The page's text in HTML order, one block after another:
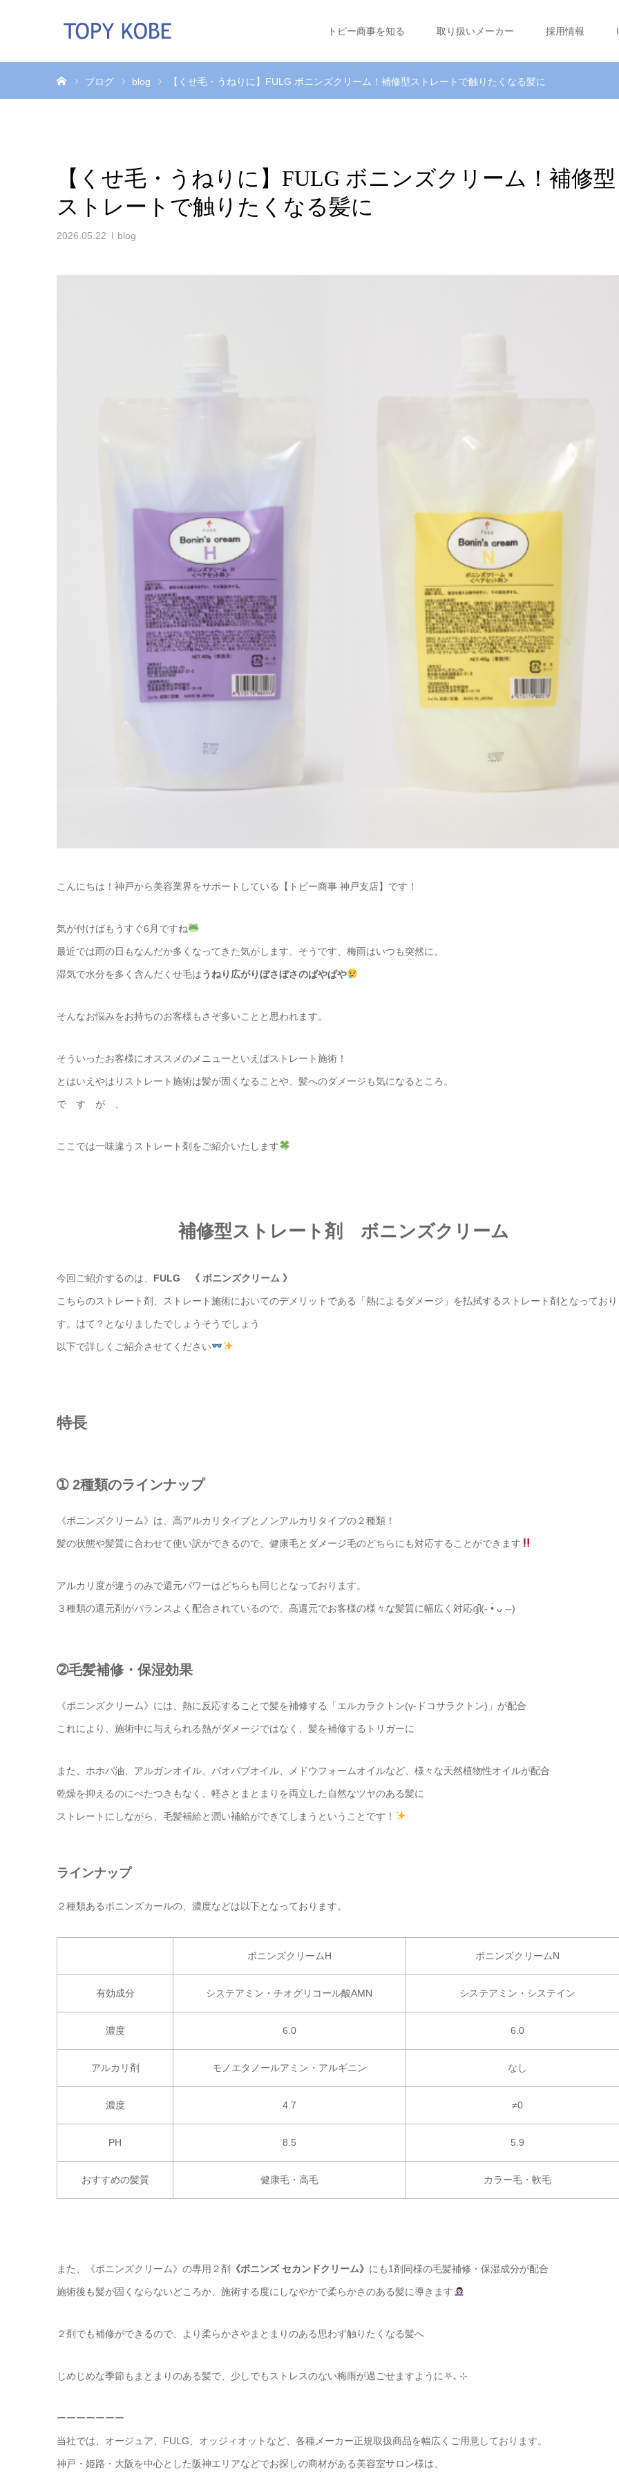
トピー商事を知る 取り扱いメーカー 採用情報
ブログ blog 【くせ毛・うねりに】FULG ボニンズクリーム！補修型ストレートで触りたくなる髪に
【くせ毛・うねりに】FULG ボニンズクリーム！補修型
ストレートで触りたくなる髪に
2026.05.22 blog
こんにちは！神戸から美容業界をサポートしている【トピー商事 神戸支店】です！
気が付けばもうすぐ6月ですね
最近では雨の日もなんだか多くなってきた気がします。そうです、梅雨はいつも突然に。
湿気で水分を多く含んだくせ毛はうねり広がりぼさぼさのぱやぱや
そんなお悩みをお持ちのお客様もさぞ多いことと思われます。
そういったお客様にオススメのメニューといえばストレート施術！
とはいえやはりストレート施術は髪が固くなることや、髪へのダメージも気になるところ。
で す が 、
ここでは一味違うストレート剤をご紹介いたします
補修型ストレート剤 ボニンズクリーム
今回ご紹介するのは、 FULG 《 ボニンズクリーム 》
こちらのストレート剤、ストレート施術においてのデメリットである「熱によるダメージ」を払拭するストレート剤となってお
す。はて？となりましたでしょうそうでしょう
以下で詳しくご紹介させてください
特長
➀ 2種類のラインナップ
《ボニンズクリーム》は、高アルカリタイプとノンアルカリタイプの２種類！
髪の状態や髪質に合わせて使い訳ができるので、健康毛とダメージ毛のどちらにも対応することができます
アルカリ度が違うのみで還元パワーはどちらも同じとなっております。
３種類の還元剤がバランスよく配合されているので、高還元でお客様の様々な髪質に幅広く対応ദ്ദി(˶ •̀ ᴗ -˶)
➁毛髪補修・保湿効果
《ボニンズクリーム》には、熱に反応することで髪を補修する「エルカラクトン(γ-ドコサラクトン)」が配合
これにより、施術中に与えられる熱がダメージではなく、髪を補修するトリガーに
また、ホホバ油、アルガンオイル、バオバブオイル、メドウフォームオイルなど、様々な天然植物性オイルが配合
乾燥を抑えるのにべたつきもなく、軽さとまとまりを両立した自然なツヤのある髪に
ストレートにしながら、毛髪補給と潤い補給ができてしまうということです！
ラインナップ
２種類あるボニンズカールの、濃度などは以下となっております。
ボニンズクリームH ボニンズクリームN
有効成分 システアミン・チオグリコール酸AMN システアミン・システイン
濃度 6.0 6.0
アルカリ剤 モノエタノールアミン・アルギニン なし
濃度 4.7 ≠0
PH 8.5 5.9
おすすめの髪質 健康毛・高毛 カラー毛・軟毛
また、《ボニンズクリーム》の専用２剤 《ボニンズ セカンドクリーム》 にも1剤同様の毛髪補修・保湿成分が配合
施術後も髪が固くならないどころか、施術する度にしなやかで柔らかさのある髪に導きます
２剤でも補修ができるので、より柔らかさやまとまりのある思わず触りたくなる髪へ
じめじめな季節もまとまりのある髪で、少しでもストレスのない梅雨が過ごせますように⛧₊ ⊹
ーーーーーーー
当社では、オージュア、FULG、オッジィオットなど、各種メーカー正規取扱商品を幅広くご用意しております。
神戸・姫路・大阪を中心とした阪神エリアなどでお探しの商材がある美容室サロン様は、